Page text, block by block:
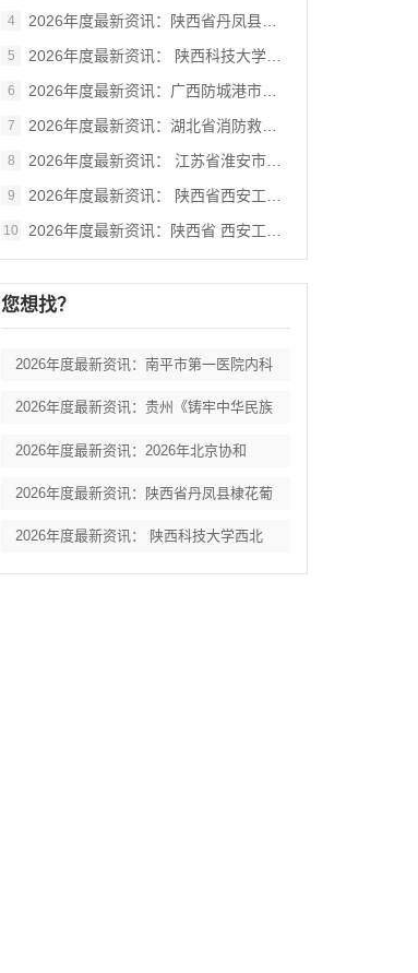
4 2026年度最新资讯：陕西省丹凤县棣花葡
5 2026年度最新资讯： 陕西科技大学西北
6 2026年度最新资讯：广西防城港市港口区
7 2026年度最新资讯：湖北省消防救援总队
8 2026年度最新资讯： 江苏省淮安市妇女
9 2026年度最新资讯： 陕西省西安工业大
10 2026年度最新资讯：陕西省 西安工业大
您想找？
2026年度最新资讯：南平市第一医院内科
2026年度最新资讯：贵州《铸牢中华民族
2026年度最新资讯：2026年北京协和
2026年度最新资讯：陕西省丹凤县棣花葡
2026年度最新资讯： 陕西科技大学西北